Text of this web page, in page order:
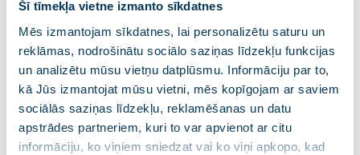
Šī tīmekļa vietne izmanto sīkdatnes
Mēs izmantojam sīkdatnes, lai personalizētu saturu un
reklāmas, nodrošinātu sociālo saziņas līdzekļu funkcijas
un analizētu mūsu vietņu datplūsmu. Informāciju par to,
kā Jūs izmantojat mūsu vietni, mēs kopīgojam ar saviem
sociālās saziņas līdzekļu, reklamēšanas un datu
apstrādes partneriem, kuri to var apvienot ar citu
informāciju, ko viņiem sniedzat vai ko viņi apkopo, kad
Hosams Abu Meri, partijas VIENOTĪBA
domes priekšsēdētājs: “Esmu komandas
cilvēks un mana pārliecība ir, ka tikai
esot kopā varam būt stipri un jaudīgi.
Partijas dome ir mūsu politisko ideju